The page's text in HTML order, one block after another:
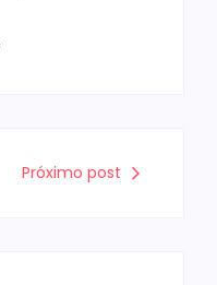
Próximo post